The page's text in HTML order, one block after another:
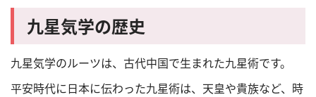
九星気学の歴史
九星気学のルーツは、古代中国で生まれた九星術です。
平安時代に日本に伝わった九星術は、天皇や貴族など、時